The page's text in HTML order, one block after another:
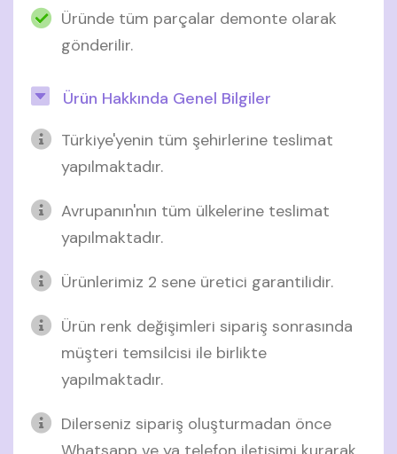
Üründe tüm parçalar demonte olarak
gönderilir.
Ürün Hakkında Genel Bilgiler
Türkiye'yenin tüm şehirlerine teslimat
yapılmaktadır.
Avrupanın'nın tüm ülkelerine teslimat
yapılmaktadır.
Ürünlerimiz 2 sene üretici garantilidir.
Ürün renk değişimleri sipariş sonrasında
müşteri temsilcisi ile birlikte
yapılmaktadır.
Dilerseniz sipariş oluşturmadan önce